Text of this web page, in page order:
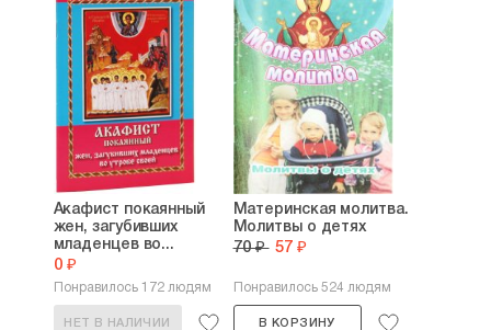
Акафист покаянный
жен, загубивших
младенцев во...
0 ₽
Понравилось 172 людям
НЕТ В НАЛИЧИИ
Материнская молитва.
Молитвы о детях
70 ₽ 57 ₽
Понравилось 524 людям
В КОРЗИНУ